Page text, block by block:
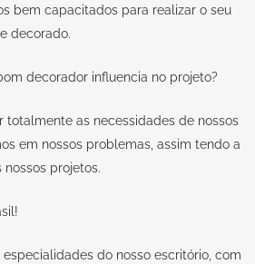
bem capacitados para realizar o seu
decorado.
decorador influencia no projeto?
totalmente as necessidades de nossos
em nossos problemas, assim tendo a
projetos.
do nosso escritório, com